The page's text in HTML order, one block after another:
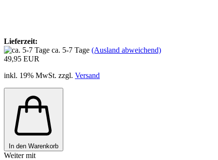
Lieferzeit:
ca. 5-7 Tage (Ausland abweichend)
49,95 EUR
inkl. 19% MwSt. zzgl. Versand
In den Warenkorb
Weiter mit